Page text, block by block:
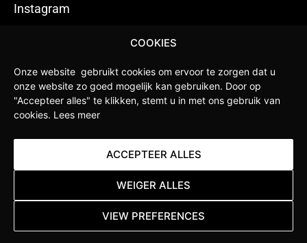
COOKIES
Onze website gebruikt cookies om ervoor te zorgen dat u
onze website zo goed mogelijk kan gebruiken. Door op
"Accepteer alles" te klikken, stemt u in met ons gebruik van
cookies. Lees meer
ACCEPTEER ALLES
WEIGER ALLES
VIEW PREFERENCES
Instagram
Youtube
Algemene
voorwaarden
Delivery and pick
up